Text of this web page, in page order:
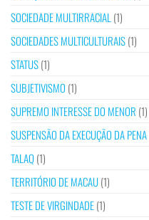
SOCIEDADE MULTIRRACIAL (1)
SOCIEDADES MULTICULTURAIS(1)
STATUS(1)
SUBJETIVISMO (1)
SUPREMO INTERESSE DO MENOR (1)
SUSPENSÃO DA EXECUÇÃO DA PENA
TALAQ(1)
TERRITÓRIO DE MACAU(1)
TESTE DE VIRGINDADE(1)